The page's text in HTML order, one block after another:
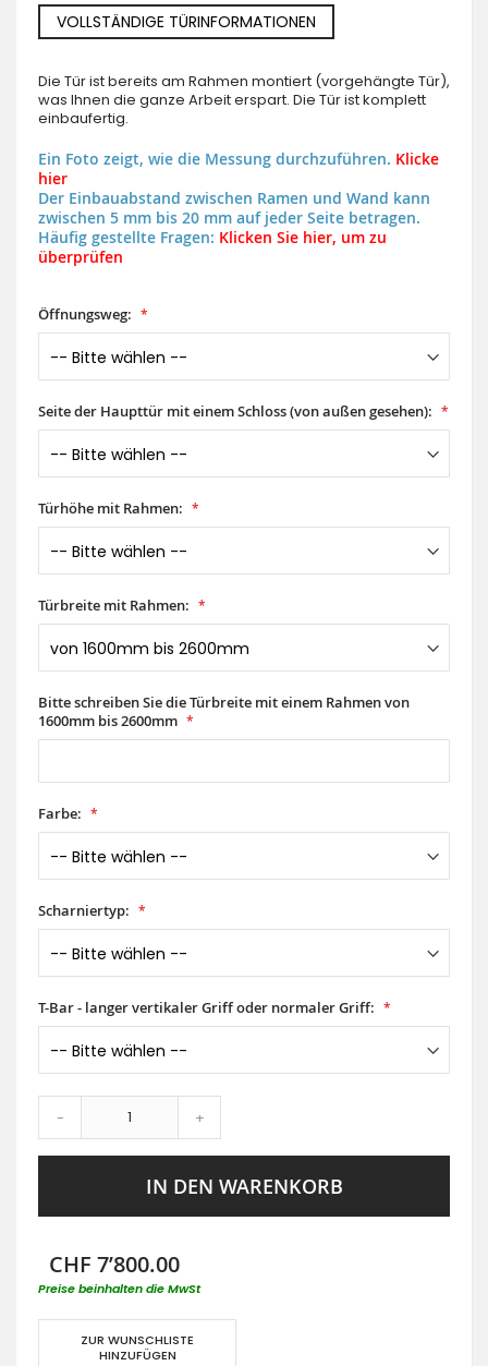
VOLLSTÄNDIGE TÜRINFORMATIONEN
Die Tür ist bereits am Rahmen montiert (vorgehängte Tür),
was Ihnen die ganze Arbeit erspart. Die Tür ist komplett
einbaufertig.
Ein Foto zeigt, wie die Messung durchzuführen. Klicke
hier
Der Einbauabstand zwischen Ramen und Wand kann
zwischen 5 mm bis 20 mm auf jeder Seite betragen.
Häufig gestellte Fragen: Klicken Sie hier, um zu
überprüfen
Öffnungsweg:
Seite der Haupttür mit einem Schloss (von außen gesehen):
Türhöhe mit Rahmen:
Türbreite mit Rahmen:
Bitte schreiben Sie die Türbreite mit einem Rahmen von
1600mm bis 2600mm
Farbe:
Scharniertyp:
T-Bar - langer vertikaler Griff oder normaler Griff:
- +
IN DEN WARENKORB
CHF 7’800.00
Preise beinhalten die MwSt
ZUR WUNSCHLISTE
HINZUFÜGEN